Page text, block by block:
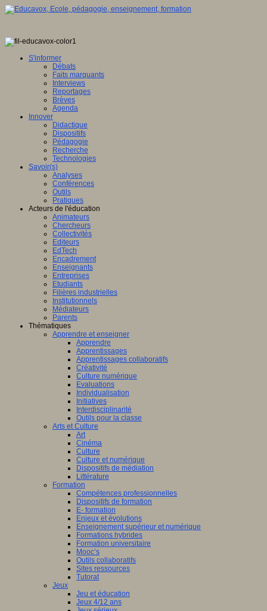
S'informer
Débats
Faits marquants
Interviews
Reportages
Brèves
Agenda
Innover
Didactique
Dispositifs
Pédagogie
Recherche
Technologies
Savoir(s)
Analyses
Conférences
Outils
Pratiques
Acteurs de l'éducation
Animateurs
Chercheurs
Collectivités
Editeurs
EdTech
Encadrement
Enseignants
Entreprises
Etudiants
Filières industrielles
Institutionnels
Médiateurs
Parents
Thématiques
Apprendre et enseigner
Apprendre
Apprentissages
Apprentissages collaboratifs
Créativité
Culture numérique
Evaluations
Individualisation
Initiatives
Interdisciplinarité
Outils pour la classe
Arts et Culture
Art
Cinéma
Culture
Culture et numérique
Dispositifs de médiation
Littérature
Formation
Compétences professionnelles
Dispositifs de formation
E- formation
Enjeux et évolutions
Enseignement supérieur et numérique
Formations hybrides
Formation universitaire
Mooc’s
Outils collaboratifs
Sites ressources
Tutorat
Jeux
Jeu et éducation
Jeux 4/12 ans